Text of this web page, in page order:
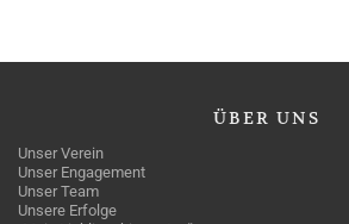
ÜBER UNS
Unser Verein
Unser Engagement
Unser Team
Unsere Erfolge